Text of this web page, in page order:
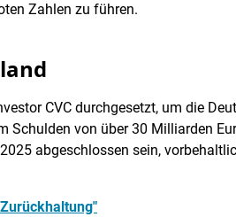
Zahlen zu führen.
CVC durchgesetzt, um die
Schulden von über 30 Milliarden
abgeschlossen sein,